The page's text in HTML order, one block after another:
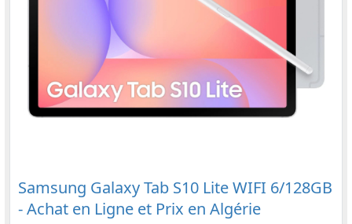
Samsung Galaxy Tab S10 Lite WIFI 6/128GB
- Achat en Ligne et Prix en Algérie